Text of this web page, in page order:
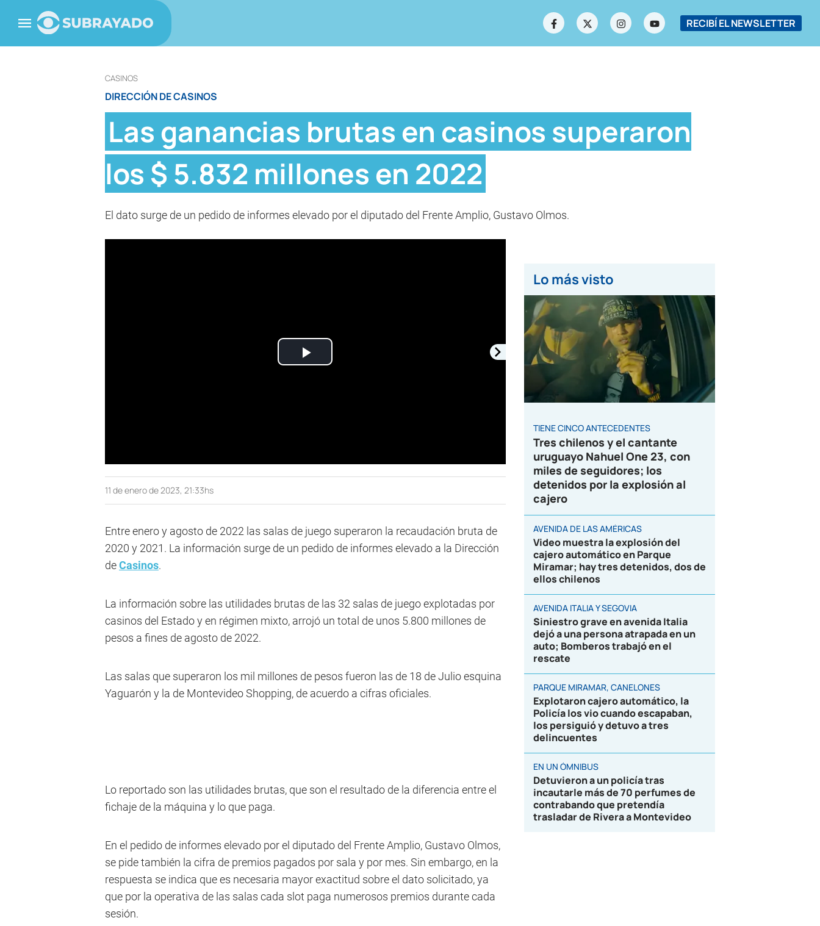
RECIBÍ EL NEWSLETTER
CASINOS
DIRECCIÓN DE CASINOS
Las ganancias brutas en casinos superaron
los $ 5.832 millones en 2022
El dato surge de un pedido de informes elevado por el diputado del Frente Amplio, Gustavo Olmos.
Play
11 de enero de 2023, 21:33hs
Entre enero y agosto de 2022 las salas de juego superaron la recaudación bruta de
2020 y 2021. La información surge de un pedido de informes elevado a la Dirección
deCasinos.
La información sobre las utilidades brutas de las 32 salas de juego explotadas por
casinos del Estado y en régimen mixto, arrojó un total de unos 5.800 millones de
pesos a fines de agosto de 2022.
Las salas que superaron los mil millones de pesos fueron las de 18 de Julio esquina
Yaguarón y la de Montevideo Shopping, de acuerdo a cifras oficiales.
Lo reportado son las utilidades brutas, que son el resultado de la diferencia entre el
fichaje de la máquina y lo que paga.
En el pedido de informes elevado por el diputado del Frente Amplio, Gustavo Olmos,
se pide también la cifra de premios pagados por sala y por mes. Sin embargo, en la
respuesta se indica que es necesaria mayor exactitud sobre el dato solicitado, ya
que por la operativa de las salas cada slot paga numerosos premios durante cada
sesión.
Lo más visto
TIENE CINCO ANTECEDENTES
Tres chilenos y el cantante
uruguayo Nahuel One 23, con
miles de seguidores; los
detenidos por la explosión al
cajero
AVENIDA DE LAS AMÉRICAS
Video muestra la explosión del
cajero automático en Parque
Miramar; hay tres detenidos, dos de
ellos chilenos
AVENIDA ITALIA Y SEGOVIA
Siniestro grave en avenida Italia
dejó a una persona atrapada en un
auto; Bomberos trabajó en el
rescate
PARQUE MIRAMAR, CANELONES
Explotaron cajero automático, la
Policía los vio cuando escapaban,
los persiguió y detuvo a tres
delincuentes
EN UN ÓMNIBUS
Detuvieron a un policía tras
incautarle más de 70 perfumes de
contrabando que pretendía
trasladar de Rivera a Montevideo